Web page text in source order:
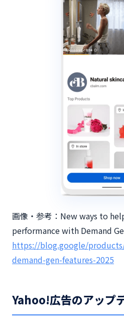
画像・参考：New ways to
performance with Demand
https://blog.google/
demand-gen-features-2025
Yahoo!広告のアップ